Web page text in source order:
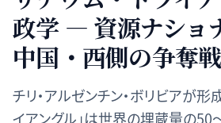
政学 — 資源ナショ
中国・西側の争奪戦
チリ・アルゼンチン・ボリビアが形
イアングル」は世界の埋蔵量の50